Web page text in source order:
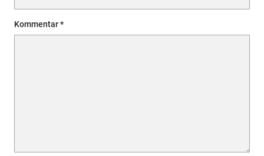
Kommentar